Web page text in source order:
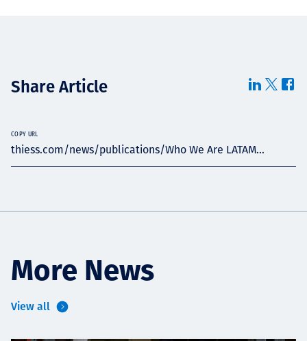
Share Article
thiess.com/news/publications/Who We Are LATAM...
COPY URL
More News
View all